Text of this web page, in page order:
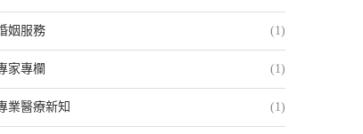
姻服務 (1)
家專欄 (1)
業醫療新知 (1)